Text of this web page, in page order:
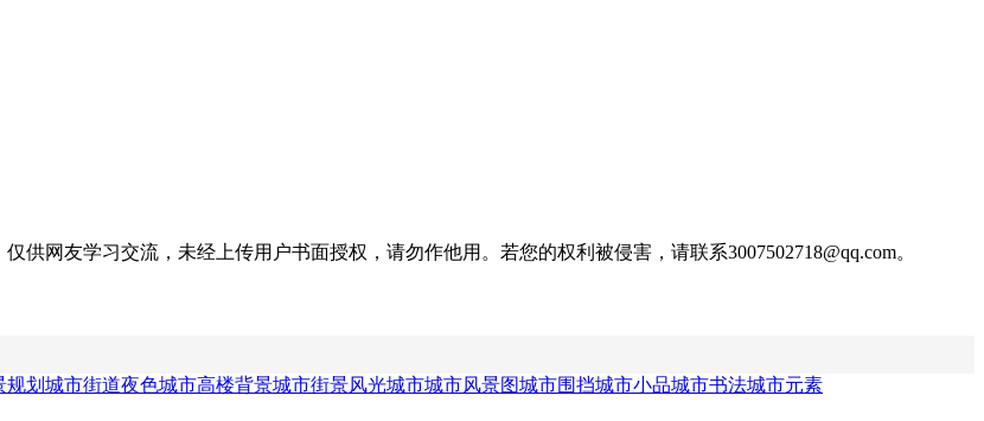
网友学习交流，未经上传用户书面授权，请勿作他用。若您的权利被侵害，请联系3007502718@qq.com。
规划 城市街道夜色城市高楼背景城市街景风光城市城市风景图城市围挡城市小品城市书法城市元素